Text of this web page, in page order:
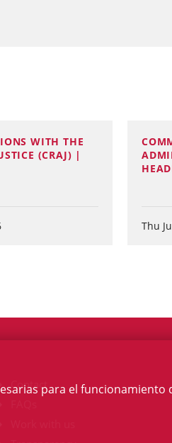
WITH THE
(CRAJ) |
Thu
Contactpara el